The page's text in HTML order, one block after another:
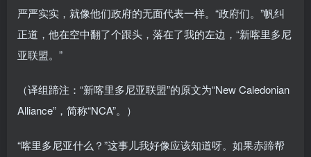
严严实实，就像他们政府的无面代表一样。“政府们。”帆纠
正道，他在空中翻了个跟头，落在了我的左边，“新喀里多尼
亚联盟。”
（译组蹄注：“新喀里多尼亚联盟”的原文为“New Caledonian
Alliance”，简称“NCA”。）
“喀里多尼亚什么？”这事儿我好像应该知道呀。如果赤蹄帮